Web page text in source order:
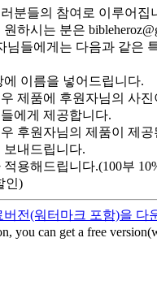
분들의 참여로 이루어집
하시는 분은
들에게는 다음과 같은
이름을 넣어드립니다.
제품에 후원자님의 사
에게 제공합니다.
후원자님의 제품이 제
보내드립니다.
용해드립니다.(100부
인)
전(워터마크 포함)을 다
you can get a free